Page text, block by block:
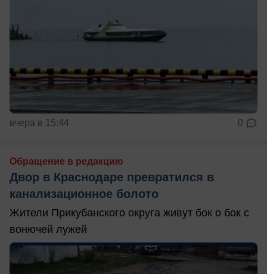
вчера в 15:44 0
Обращение в редакцию
Двор в Краснодаре превратился в
канализационное болото
Жители Прикубанского округа живут бок о бок с
вонючей лужей